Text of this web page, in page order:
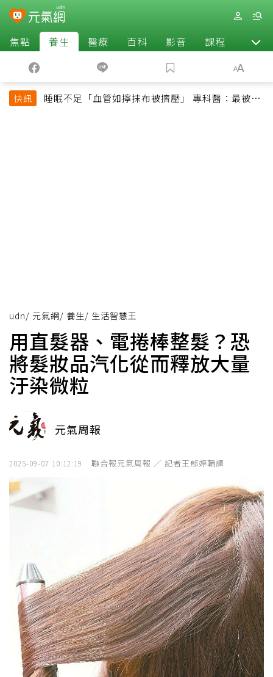
焦點 養生 醫療 百科 影音 課程 退休
快訊
睡眠不足「血管如擰抹布被擠壓」 專科醫：最被忽
udn/ 元氣網/ 養生/ 生活智慧王
用直髮器、電捲棒整髮？恐
將髮妝品汽化從而釋放大量
汙染微粒
元氣周報
2025-09-07 10:12:19 聯合報元氣周報 ／ 記者王郁婷輯譯